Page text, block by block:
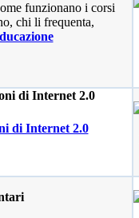
funzionano i corsi
chi li frequenta,
di Internet 2.0